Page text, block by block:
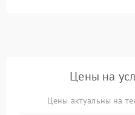
Цены на
Цены актуальны на